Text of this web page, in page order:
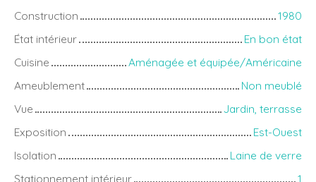
Construction
1980
État intérieur
En bon état
Cuisine
Aménagée et équipée/Américaine
Ameublement
Non meublé
Vue
Jardin, terrasse
Exposition
Est-Ouest
Isolation
Laine de verre
Stationnement intérieur
1